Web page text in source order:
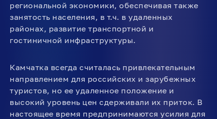
региональной экономики, обеспечивая также
занятость населения, в т.ч. в удаленных
районах, развитие транспортной и
гостиничной инфраструктуры.
Камчатка всегда считалась привлекательным
направлением для российских и зарубежных
туристов, но ее удаленное положение и
высокий уровень цен сдерживали их приток. В
настоящее время предпринимаются усилия для